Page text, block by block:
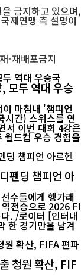
금지하고 있으며,
제연맹 측 설명이
-재배포금지
모두 역대 우승
마침내 '챔피언
시간) 스위스를 연
서 이번 대회 4강은
드컵 우승 경험을
펜딩 챔피언 아
수들에게 헹가래
전승으로 2026 FI
터 [인터내
한 경기만을 남겨
청원 확산, FIF